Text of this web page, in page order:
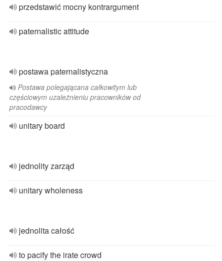
przedstawić mocny kontrargument
paternalistic attitude
postawa paternalistyczna
Postawa polegającana całkowitym lub
częściowym uzależnieniu pracowników od
pracodawcy
unitary board
jednolity zarząd
unitary wholeness
jednolita całość
to pacify the irate crowd